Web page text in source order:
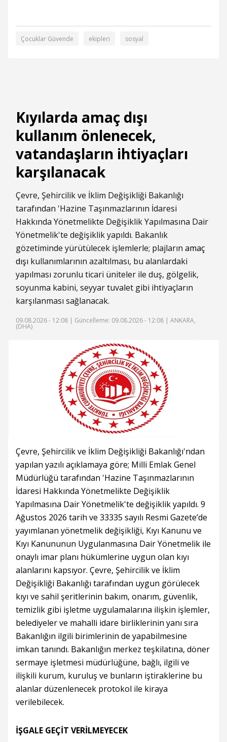
Çocuklar Güvende ekipleri sosyal
Kıyılarda amaç dışı
kullanım önlenecek,
vatandaşların ihtiyaçları
karşılanacak
Çevre, Şehircilik ve İklim Değişikliği Bakanlığı
tarafından 'Hazine Taşınmazlarının İdaresi
Hakkında Yönetmelikte Değişiklik Yapılmasına Dair
Yönetmelik'te değişiklik yapıldı. Bakanlık
gözetiminde yürütülecek işlemlerle; plajların amaç
dışı kullanımlarının azaltılması, bu alanlardaki
yapılması zorunlu ticari üniteler ile duş, gölgelik,
soyunma kabini, seyyar tuvalet gibi ihtiyaçların
karşılanması sağlanacak.
09.08.2026 - 12:08 | Güncelleme: 09.08.2026 - 12:08 | ANKARA,
(DHA)
Çevre, Şehircilik ve İklim Değişikliği Bakanlığı'ndan
yapılan yazılı açıklamaya göre; Milli Emlak Genel
Müdürlüğü tarafından 'Hazine Taşınmazlarının
İdaresi Hakkında Yönetmelikte Değişiklik
Yapılmasına Dair Yönetmelik'te değişiklik yapıldı. 9
Ağustos 2026 tarih ve 33335 sayılı Resmi Gazete’de
yayımlanan yönetmelik değişikliği, Kıyı Kanunu ve
Kıyı Kanununun Uygulanmasına Dair Yönetmelik ile
onaylı imar planı hükümlerine uygun olan kıyı
alanlarını kapsıyor. Çevre, Şehircilik ve İklim
Değişikliği Bakanlığı tarafından uygun görülecek
kıyı ve sahil şeritlerinin bakım, onarım, güvenlik,
temizlik gibi işletme uygulamalarına ilişkin işlemler,
belediyeler ve mahalli idare birliklerinin yanı sıra
Bakanlığın ilgili birimlerinin de yapabilmesine
imkan tanındı. Bakanlığın merkez teşkilatına, döner
sermaye işletmesi müdürlüğüne, bağlı, ilgili ve
ilişkili kurum, kuruluş ve bunların iştiraklerine bu
alanlar düzenlenecek protokol ile kiraya
verilebilecek.
İŞGALE GEÇİT VERİLMEYECEK